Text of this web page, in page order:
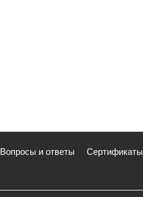
Вопросы и ответы Сертификаты